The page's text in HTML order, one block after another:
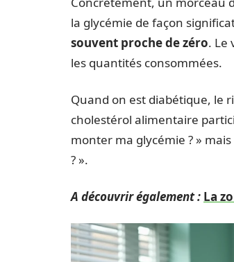
la glycémie de façon
souvent proche de zéro. Le
les quantités consommées.
Quand on est diabétique, le
cholestérol alimentaire
monter ma glycémie ? »
? ».
A découvrir également : La